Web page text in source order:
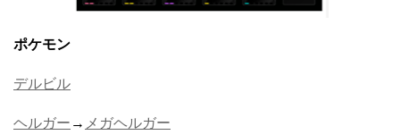
ポケモン
デルビル
ヘルガー → メガヘルガー